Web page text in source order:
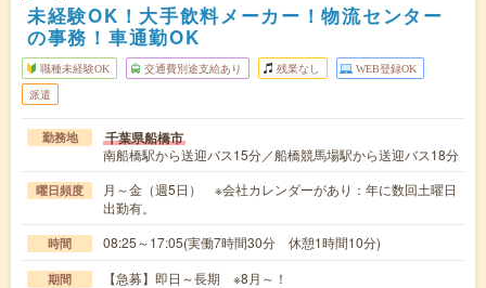
未経験OK！大手飲料メーカー！物流センター
の事務！車通勤OK
職種未経験OK 交通費別途支給あり 残業なし WEB登録OK
派遣
勤務地 千葉県船橋市
南船橋駅から送迎バス15分／船橋競馬場駅から送迎バス18分
曜日頻度
月～金（週5日） ※会社カレンダーがあり：年に数回土曜日
出勤有。
時間 08:25～17:05(実働7時間30分 休憩1時間10分)
期間 【急募】即日～長期 ※8月～！